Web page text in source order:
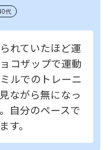
代
れていたほど運
コザップで運動
ルでのトレーニ
ながら無になっ
自分のペースで
す。